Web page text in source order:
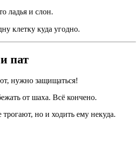
ладья и слон.
клетку куда угодно.
пат
нужно защищаться!
от шаха. Всё кончено.
но и ходить ему некуда.